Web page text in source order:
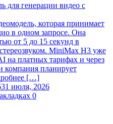
генерации видео с
которая принимает
в одном запросе. Она
от 5 до 15 секунд в
MiniMax H3 уже
на платных тарифах и через
планирует
[…]
31 июля, 2026
0